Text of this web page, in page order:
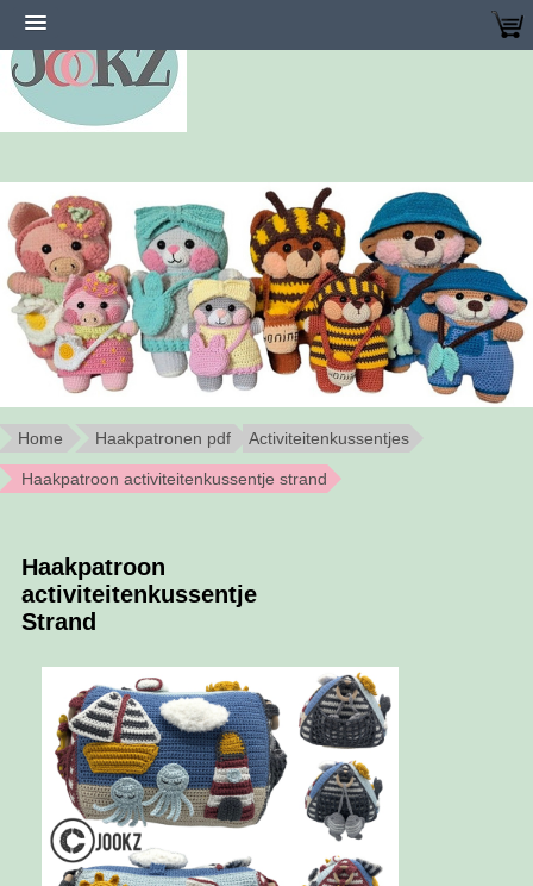
Home Haakpatronen pdf Activiteitenkussentjes
Haakpatroon activiteitenkussentje strand
Haakpatroon
activiteitenkussentje
Strand